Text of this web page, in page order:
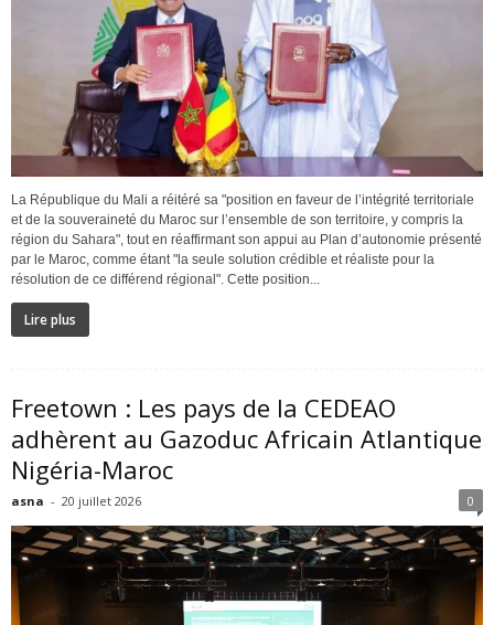
La République du Mali a réitéré sa "position en faveur de l’intégrité territoriale
et de la souveraineté du Maroc sur l’ensemble de son territoire, y compris la
région du Sahara", tout en réaffirmant son appui au Plan d’autonomie présenté
par le Maroc, comme étant "la seule solution crédible et réaliste pour la
résolution de ce différend régional". Cette position...
Lire plus
Freetown : Les pays de la CEDEAO
adhèrent au Gazoduc Africain Atlantique
Nigéria-Maroc
asna - 20 juillet 2026 0